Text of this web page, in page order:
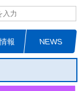
報 NEWS